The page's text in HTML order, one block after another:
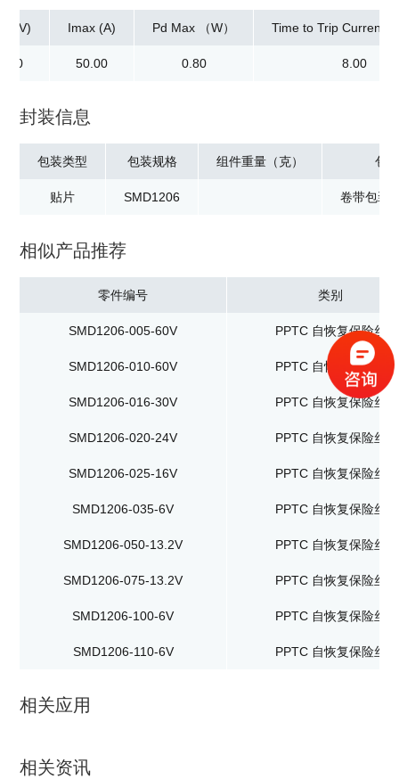
Imax (A)
50.00
Pd Max （W）
0.80
Time to Trip
8.00
封装信息
包装类型
贴片
包装规格
SMD1206
组件重量（克） 包
卷带包装
相似产品推荐
零件编号 类别
SMD1206-005-60V PPTC 自恢复保险丝
SMD1206-010-60V PPTC 自恢复保险丝
SMD1206-016-30V PPTC 自恢复保险丝
SMD1206-020-24V PPTC 自恢复保险丝
SMD1206-025-16V PPTC 自恢复保险丝
SMD1206-035-6V PPTC 自恢复保险丝
SMD1206-050-13.2V PPTC 自恢复保险丝
SMD1206-075-13.2V PPTC 自恢复保险丝
SMD1206-100-6V PPTC 自恢复保险丝
SMD1206-110-6V PPTC 自恢复保险丝
相关应用
相关资讯